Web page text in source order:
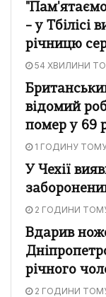
– у Тбілісі
річницю
54 ХВИЛИНИ
відомий
помер у 69
1 ГОДИНУ
У Чехії
2 ГОДИНИ
Вдарив
річного
2 ГОДИНИ